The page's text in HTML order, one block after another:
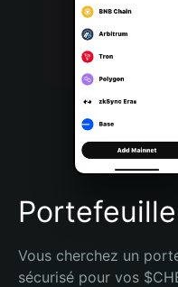
Português (Portugal)
Bahasa Indonesia
Português (Brasil)
Español (Argentina)
Portefeuille
Vous cherchez un
sécurisé pour vos